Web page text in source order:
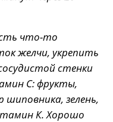
что-то
желчи, укрепить
стенки
С: фрукты,
зелень,
К. Хорошо